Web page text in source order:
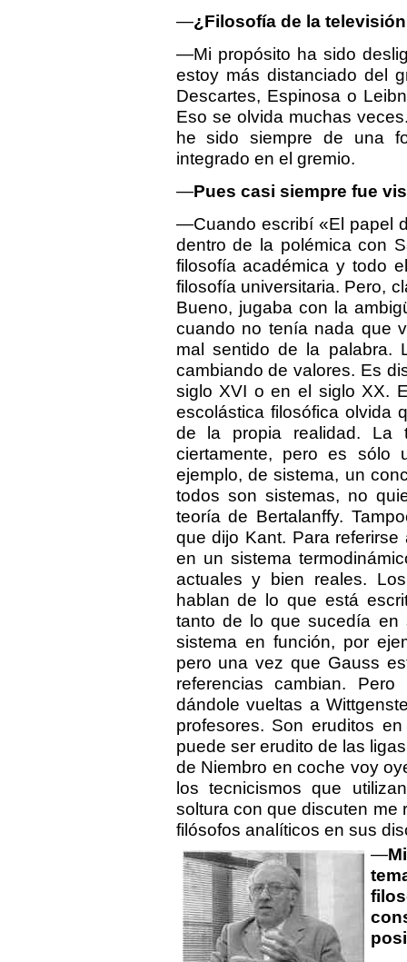
—¿Filosofía de la
—Mi propósito ha sido
estoy más distanciado del
Descartes, Espinosa o
Eso se olvida muchas
he sido siempre de una
integrado en el gremio.
—Pues casi siempre fue
—Cuando escribí «El papel
dentro de la polémica con
filosofía académica y todo
filosofía universitaria. Pero,
Bueno, jugaba con la
cuando no tenía nada que
mal sentido de la palabra.
cambiando de valores. Es
siglo XVI o en el siglo XX.
escolástica filosófica olvida
de la propia realidad. La
ciertamente, pero es sólo
ejemplo, de sistema, un
todos son sistemas, no
teoría de Bertalanffy.
que dijo Kant. Para
en un sistema
actuales y bien reales.
hablan de lo que está
tanto de lo que sucedía
sistema en función, por
pero una vez que Gauss
referencias cambian.
dándole vueltas a
profesores. Son eruditos
puede ser erudito de las
de Niembro en coche voy
los tecnicismos que
soltura con que discuten me
filósofos analíticos en sus
—